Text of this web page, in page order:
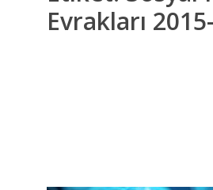
Evrakları